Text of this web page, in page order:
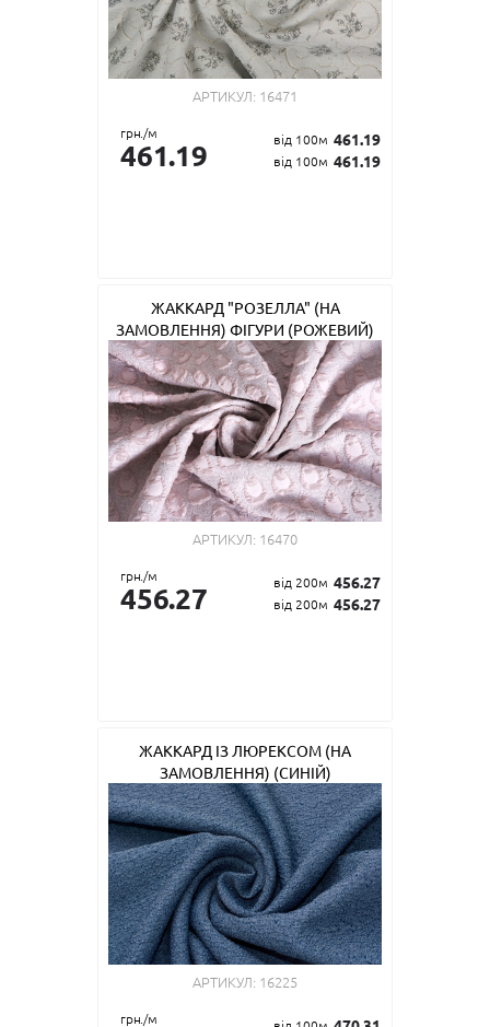
АРТИКУЛ: 16471
грн./м
461.19 від 100м 461.19
від 100м 461.19
ЖАККАРД "РОЗЕЛЛА" (НА
ЗАМОВЛЕННЯ) ФІГУРИ (РОЖЕВИЙ)
АРТИКУЛ: 16470
грн./м
456.27 від 200м 456.27
від 200м 456.27
ЖАККАРД ІЗ ЛЮРЕКСОМ (НА
ЗАМОВЛЕННЯ) (СИНІЙ)
АРТИКУЛ: 16225
грн./м